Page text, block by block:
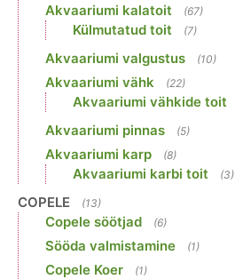
Akvaariumi kalatoit (67)
Külmutatud toit (7)
Akvaariumi valgustus (10)
Akvaariumi vähk (22)
Akvaariumi vähkide toit
Akvaariumi pinnas (5)
Akvaariumi karp (8)
Akvaariumi karbi toit (3)
COPELE (13)
Copele söötjad (6)
Sööda valmistamine (1)
Copele Koer (1)